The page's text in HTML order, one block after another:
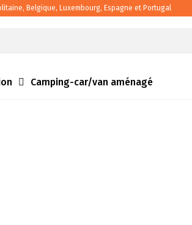
Belgique, Luxembourg, Espagne et Portugal
Camping-car/van aménagé